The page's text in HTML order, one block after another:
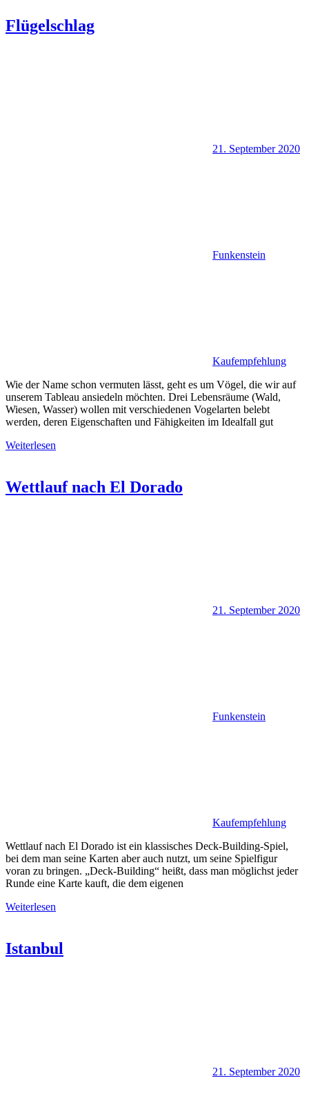
Flügelschlag
21. September 2020
Funkenstein
Kaufempfehlung
Wie der Name schon vermuten lässt, geht es um Vögel, die wir auf
unserem Tableau ansiedeln möchten. Drei Lebensräume (Wald,
Wiesen, Wasser) wollen mit verschiedenen Vogelarten belebt
werden, deren Eigenschaften und Fähigkeiten im Idealfall gut
Weiterlesen
Wettlauf nach El Dorado
21. September 2020
Funkenstein
Kaufempfehlung
Wettlauf nach El Dorado ist ein klassisches Deck-Building-Spiel,
bei dem man seine Karten aber auch nutzt, um seine Spielfigur
voran zu bringen. „Deck-Building“ heißt, dass man möglichst jeder
Runde eine Karte kauft, die dem eigenen
Weiterlesen
Istanbul
21. September 2020